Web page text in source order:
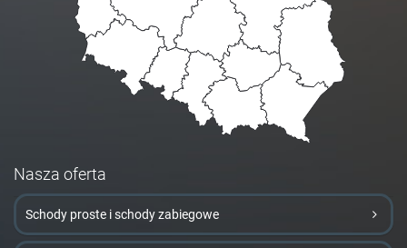
Nasza oferta
Schody proste i schody zabiegowe